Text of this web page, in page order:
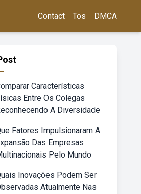
Contact Tos DMCA
Características
Entre Os Colegas
A Diversidade
Fatores Impulsionaram A
Das Empresas
Pelo Mundo
Inovações Podem Ser
Atualmente Nas